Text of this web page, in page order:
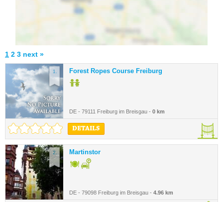
1 2 3 next »
1. Forest Ropes Course Freiburg
DE - 79111 Freiburg im Breisgau - 0 km
DETAILS
2. Martinstor
DE - 79098 Freiburg im Breisgau - 4.96 km